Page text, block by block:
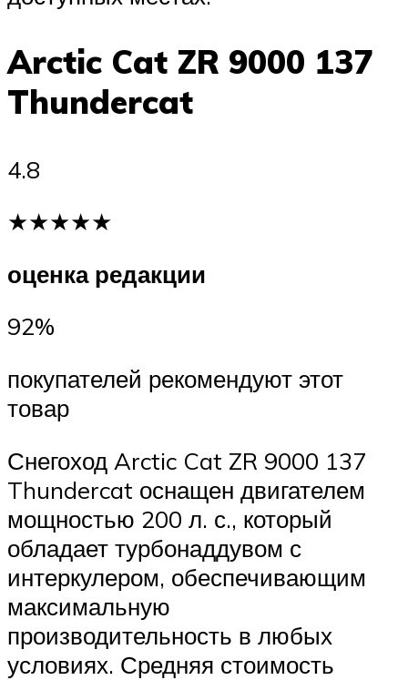
Arctic Cat ZR 9000 137
Thundercat
4.8
★★★★★
оценка редакции
92%
покупателей рекомендуют этот
товар
Снегоход Arctic Cat ZR 9000 137
Thundercat оснащен двигателем
мощностью 200 л. с., который
обладает турбонаддувом с
интеркулером, обеспечивающим
максимальную
производительность в любых
условиях. Средняя стоимость